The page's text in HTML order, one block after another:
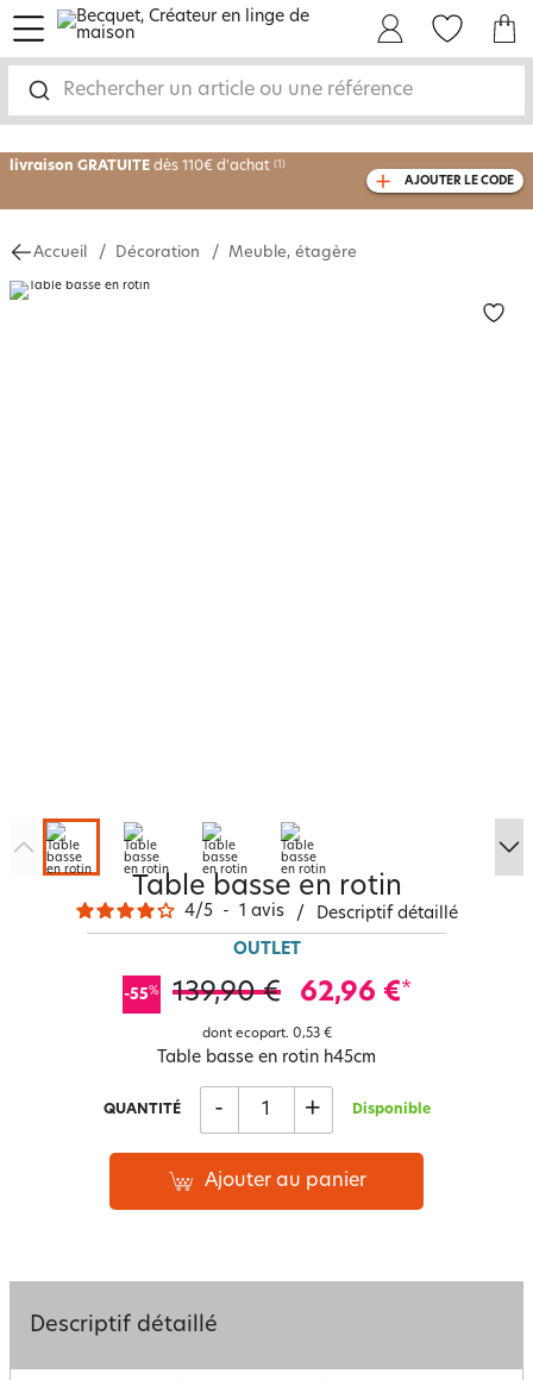
Rechercher un article ou une référence
menu
achetés
AJOUTER LE CODE
Accueil Décoration Meuble, étagère
Table basse en rotin
4/5 - 1 avis / Descriptif détaillé
OUTLET
-55% 139,90 € 62,96 €*
dont ecopart. 0,53 €
Table basse en rotin h45cm
QUANTITÉ - + Disponible
Ajouter au panier
Descriptif détaillé